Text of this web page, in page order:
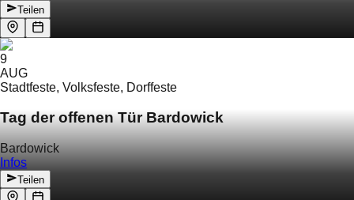
Teilen
9
AUG
Stadtfeste, Volksfeste, Dorffeste
Tag der offenen Tür Bardowick
Bardowick
Infos
Teilen